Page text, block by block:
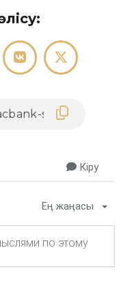
Кіру
Ең жаңасы